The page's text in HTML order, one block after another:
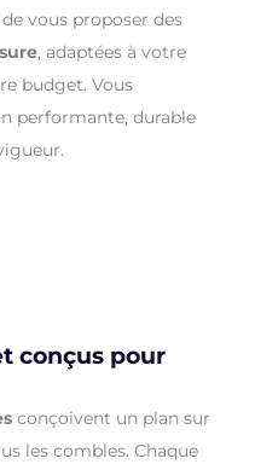
vous proposer des
, adaptées à votre
budget. Vous
performante, durable
conçus pour
conçoivent un plan sur
les combles. Chaque